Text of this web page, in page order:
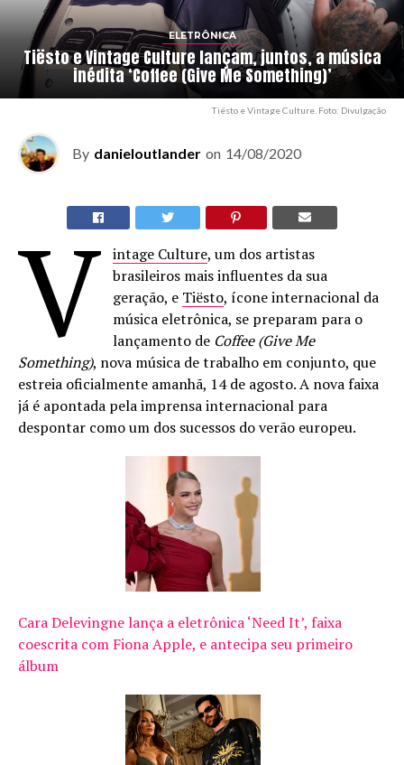
ELETRÔNICA
Tiësto e Vintage Culture lançam, juntos, a música
inédita ‘Coffee (Give Me Something)’
Tiësto e Vintage Culture. Foto: Divulgação
By danieloutlander on 14/08/2020
V intage Culture, um dos artistas
brasileiros mais influentes da sua
geração, e Tiësto, ícone internacional da
música eletrônica, se preparam para o
lançamento de Coffee (Give Me
Something), nova música de trabalho em conjunto, que
estreia oficialmente amanhã, 14 de agosto. A nova faixa
já é apontada pela imprensa internacional para
despontar como um dos sucessos do verão europeu.
Cara Delevingne lança a eletrônica ‘Need It’, faixa
coescrita com Fiona Apple, e antecipa seu primeiro
álbum